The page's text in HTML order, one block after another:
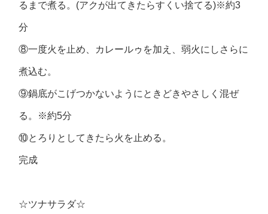
るまで煮る。(アクが出てきたらすくい捨てる)※約3
分
⑧一度火を止め、カレールゥを加え、弱火にしさらに
煮込む。
⑨鍋底がこげつかないようにときどきやさしく混ぜ
る。※約5分
⑩とろりとしてきたら火を止める。
完成
☆ツナサラダ☆